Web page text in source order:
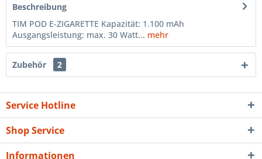
Beschreibung
TIM POD E-ZIGARETTE Kapazität: 1.100 mAh
Ausgangsleistung: max. 30 Watt... mehr
Zubehör 2
Service Hotline
Shop Service
Informationen